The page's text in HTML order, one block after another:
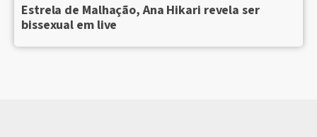
Estrela de Malhação, Ana Hikari revela ser
bissexual em live